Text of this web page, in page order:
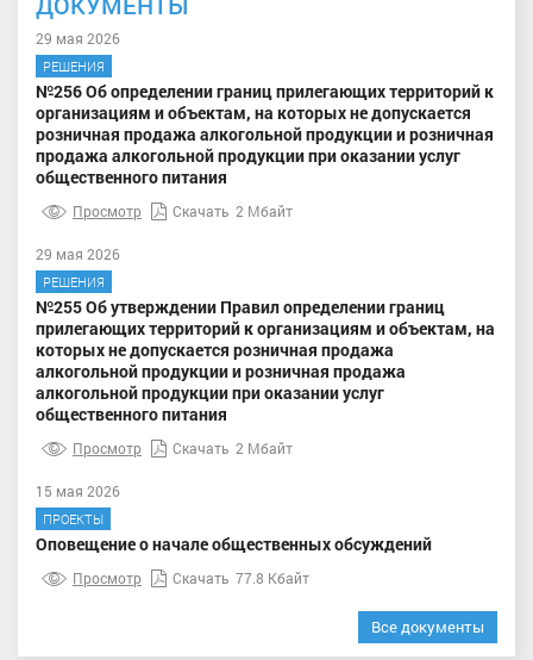
29 мая 2026
РЕШЕНИЯ
№256 Об определении границ прилегающих территорий к
организациям и объектам, на которых не допускается
розничная продажа алкогольной продукции и розничная
продажа алкогольной продукции при оказании услуг
общественного питания
Просмотр Скачать 2 Мбайт
29 мая 2026
РЕШЕНИЯ
№255 Об утверждении Правил определении границ
прилегающих территорий к организациям и объектам, на
которых не допускается розничная продажа
алкогольной продукции и розничная продажа
алкогольной продукции при оказании услуг
общественного питания
Просмотр Скачать 2 Мбайт
15 мая 2026
ПРОЕКТЫ
Оповещение о начале общественных обсуждений
Просмотр Скачать 77.8 Кбайт
Все документы